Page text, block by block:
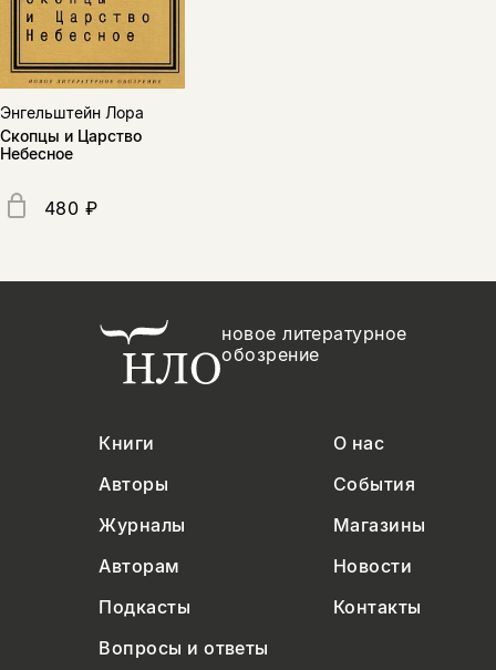
Энгельштейн Лора
Скопцы и Царство
Небесное
480 ₽
новое литературное
обозрение
Книги
О нас
Авторы
События
Журналы
Магазины
Авторам
Новости
Подкасты
Контакты
Вопросы и ответы